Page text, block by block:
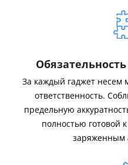
За каждый гаджет
ответственность.
предельную
полностью готовой
заряженным